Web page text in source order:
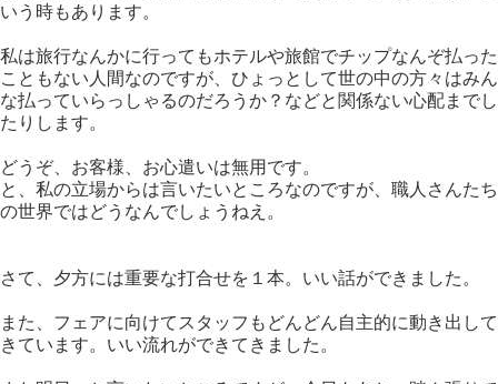
いう時もあります。
私は旅行なんかに行ってもホテルや旅館でチップなんぞ払った
こともない人間なのですが、ひょっとして世の中の方々はみん
な払っていらっしゃるのだろうか？などと関係ない心配までし
たりします。
どうぞ、お客様、お心遣いは無用です。
と、私の立場からは言いたいところなのですが、職人さんたち
の世界ではどうなんでしょうねえ。
さて、夕方には重要な打合せを１本。いい話ができました。
また、フェアに向けてスタッフもどんどん自主的に動き出して
きています。いい流れができてきました。